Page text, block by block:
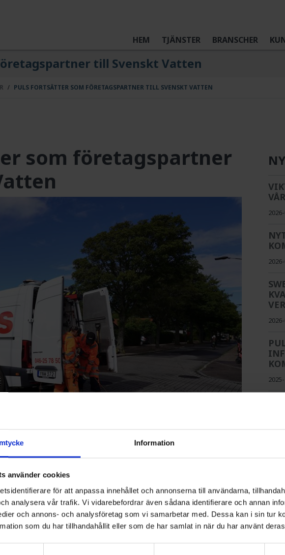
Information
använder cookies
för att anpassa innehållet och annonserna till användarna,
analysera vår trafik. Vi vidarebefordrar även sådana identifierare och annan
och annons- och analysföretag som vi samarbetar med. Dessa kan i sin tur
som du har tillhandahållit eller som de har samlat in när du har använt
HEM TJÄNSTER BRANSCHER
till Svenskt Vatten
PULS FORTSÄTTER SOM FÖRETAGSPARTNER TILL SVENSKT VATTEN
som företagspartner
AB fortsätter sitt långvariga engagemang som
Svenskt Vatten.
och Svenskt Vatten i frågor som rör kompetensutveckling,
målet att stärka och utveckla den svenska VA‑sektorn.
samhällets funktion. Vi är tacksamma för att vi får bidra med
av den samlade kunskap som finns inom branschen, säger